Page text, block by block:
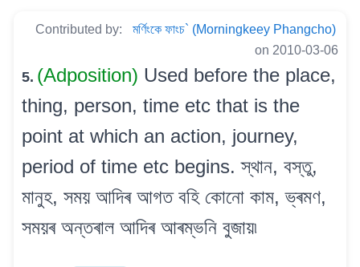
Contributed by:
মৰ্ণিংকে ফাংচ` (Morningkeey Phangcho)
on 2010-03-06
5. (Adposition) Used before the place,
thing, person, time etc that is the
point at which an action, journey,
period of time etc begins. স্থান, বস্তু,
মানুহ, সময় আদিৰ আগত বহি কোনো কাম, ভ্ৰমণ,
সময়ৰ অন্তৰাল আদিৰ আৰম্ভনি বুজায়৷